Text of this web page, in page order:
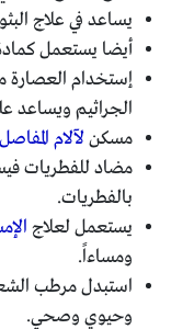
يساعد في علاج
أيضا يستعمل
إستخدام العصارة
الجراثيم ويساعد
مسكنلآلام المفاصل
مضاد للفطريات
بالفطريات.
يستعمل لعلاج
ومساءاً.
استبدل مرطب
وحيوي وصحي.